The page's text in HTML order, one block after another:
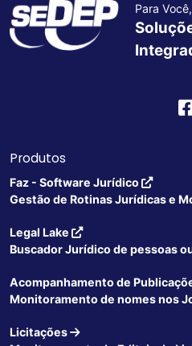
Para
Produtos
Faz - Software Jurídico
Gestão de Rotinas Jurídicas e
Legal Lake
Buscador Jurídico de pessoas
Acompanhamento de
Monitoramento de nomes nos
Licitações